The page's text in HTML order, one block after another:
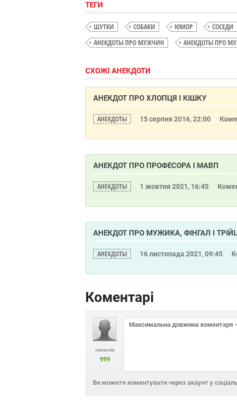
ТЕГИ
ШУТКИ СОБАКИ ЮМОР СОСЕДИ
АНЕКДОТЫ ПРО МУЖЧИН
АНЕКДОТЫ ПРО
СХОЖІ АНЕКДОТИ
АНЕКДОТ ПРО ХЛОПЦЯ І КІШКУ
АНЕКДОТЫ 15 серпня 2016, 22:00
АНЕКДОТ ПРО ПРОФЕСОРА І МАВП
АНЕКДОТЫ 1 жовтня 2021, 16:45
АНЕКДОТ ПРО МУЖИКА, ФІНГАЛ І
АНЕКДОТЫ 16 листопада 2021, 09:45
Коментарі
символів
999
Ви можете коментувати через акаунт у